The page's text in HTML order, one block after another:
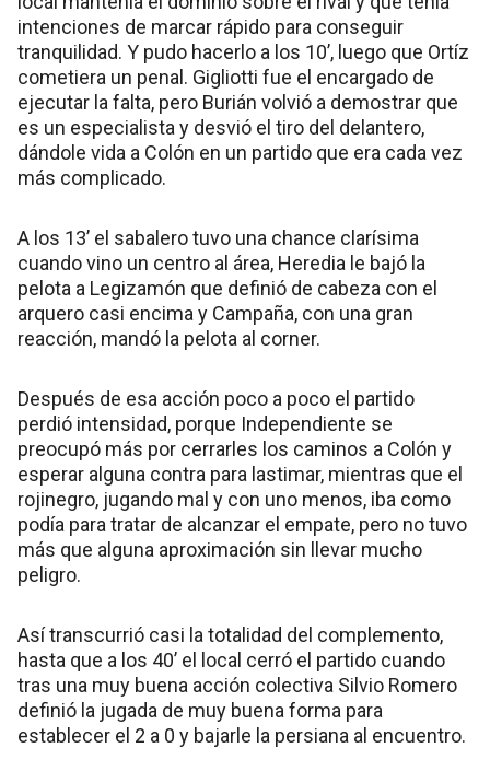
intenciones de marcar rápido para conseguir
tranquilidad. Y pudo hacerlo a los 10’, luego que Ortíz
cometiera un penal. Gigliotti fue el encargado de
ejecutar la falta, pero Burián volvió a demostrar que
es un especialista y desvió el tiro del delantero,
dándole vida a Colón en un partido que era cada vez
más complicado.
A los 13’ el sabalero tuvo una chance clarísima
cuando vino un centro al área, Heredia le bajó la
pelota a Legizamón que definió de cabeza con el
arquero casi encima y Campaña, con una gran
reacción, mandó la pelota al corner.
Después de esa acción poco a poco el partido
perdió intensidad, porque Independiente se
preocupó más por cerrarles los caminos a Colón y
esperar alguna contra para lastimar, mientras que el
rojinegro, jugando mal y con uno menos, iba como
podía para tratar de alcanzar el empate, pero no tuvo
más que alguna aproximación sin llevar mucho
peligro.
Así transcurrió casi la totalidad del complemento,
hasta que a los 40’ el local cerró el partido cuando
tras una muy buena acción colectiva Silvio Romero
definió la jugada de muy buena forma para
establecer el 2 a 0 y bajarle la persiana al encuentro.